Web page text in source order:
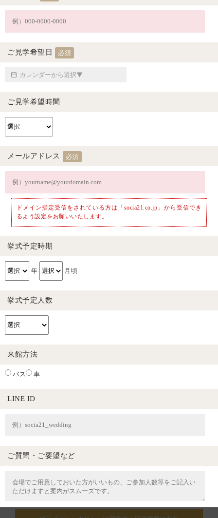
ご見学希望日 必須
ご見学希望時間
メールアドレス 必須
ドメイン指定受信をされている方は「socia21.co.jp」から受信でき
るよう設定をお願いいたします。
挙式予定時期
年 月頃
挙式予定人数
来館方法
バス 車
LINE ID
ご質問・ご要望など